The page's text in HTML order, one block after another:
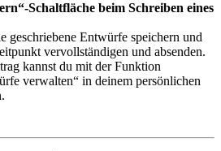
Schaltfläche beim Schreiben eines
geschriebene Entwürfe speichern und
vervollständigen und absenden.
kannst du mit der Funktion
verwalten“ in deinem persönlichen